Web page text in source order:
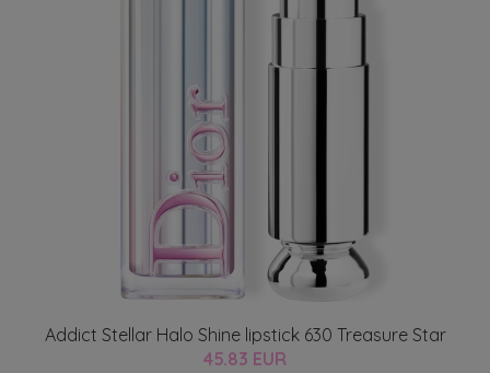
Addict Stellar Halo Shine lipstick 630 Treasure Star
45.83 EUR